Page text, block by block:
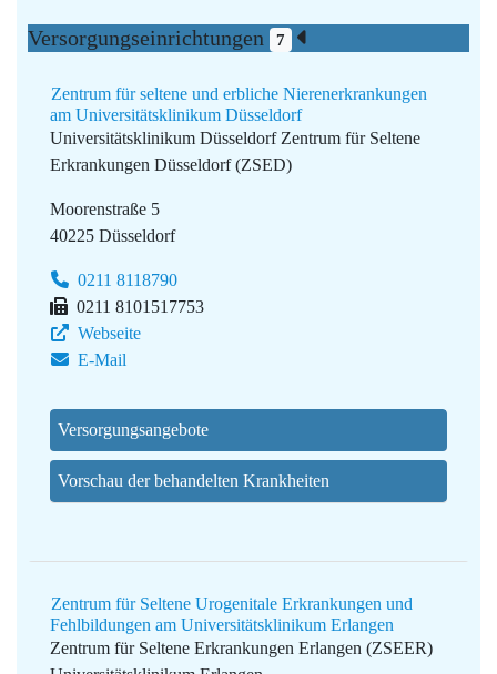
Versorgungseinrichtungen 7
Zentrum für seltene und erbliche Nierenerkrankungen
am Universitätsklinikum Düsseldorf
Universitätsklinikum Düsseldorf Zentrum für Seltene
Erkrankungen Düsseldorf (ZSED)
Moorenstraße 5
40225 Düsseldorf
0211 8118790
0211 8101517753
Webseite
E-Mail
Versorgungsangebote
Vorschau der behandelten Krankheiten
Zentrum für Seltene Urogenitale Erkrankungen und
Fehlbildungen am Universitätsklinikum Erlangen
Zentrum für Seltene Erkrankungen Erlangen (ZSEER)